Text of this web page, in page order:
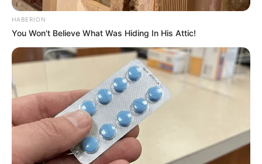
10:43 / 06 Avqust 2026 CƏMİYYƏT
Qənimət Zahid Çingiz Qənizadəyə
təzminat ödədi
75
HABERION
You Won't Believe What Was Hiding In His Attic!